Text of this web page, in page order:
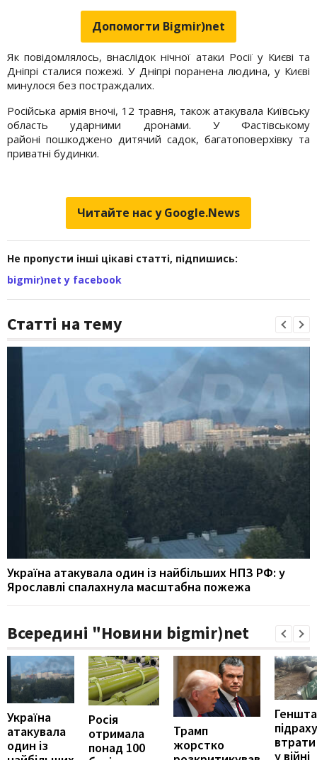
Допомогти Bigmir)net
Як повідомлялось, внаслідок нічної атаки Росії у Києві та
Дніпрі сталися пожежі. У Дніпрі поранена людина, у Києві
минулося без постраждалих.
Російська армія вночі, 12 травня, також атакувала Київську
область ударними дронами. У Фастівському
районі пошкоджено дитячий садок, багатоповерхівку та
приватні будинки.
Читайте нас у Google.News
Не пропусти інші цікаві статті, підпишись:
bigmir)net у facebook
Статті на тему
Україна атакувала один із найбільших НПЗ РФ: у
Ярославлі спалахнула масштабна пожежа
Всередині "Новини bigmir)net
Україна
атакувала
один із
Росія
отримала
понад 100
Трамп
жорстко
у війні